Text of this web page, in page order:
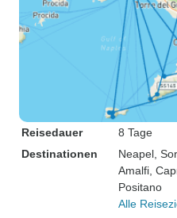
Reisedauer
8 Tage
Destinationen
Neapel ,
Amalfi ,
Positano
Alle